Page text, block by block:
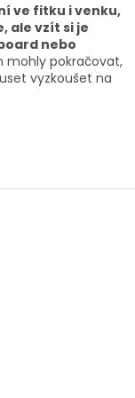
ve fitku i venku,
ale vzít si je
nebo
mohly pokračovat,
vyzkoušet na